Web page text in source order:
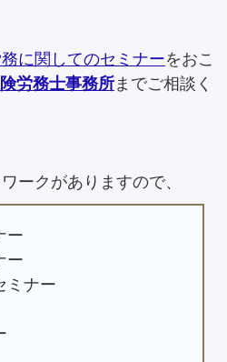
に関してのセミナーをおこ
労務士事務所までご相談く
ークがありますので、
ー
ー
ミナー